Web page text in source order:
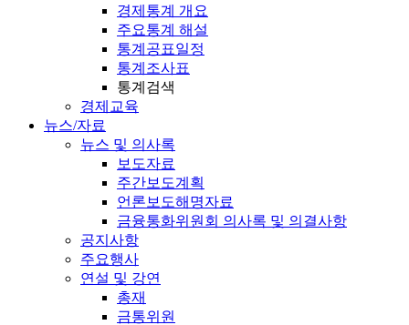
경제통계 개요
주요통계 해설
통계공표일정
통계조사표
통계검색
경제교육
뉴스/자료
뉴스 및 의사록
보도자료
주간보도계획
언론보도해명자료
금융통화위원회 의사록 및 의결사항
공지사항
주요행사
연설 및 강연
총재
금통위원